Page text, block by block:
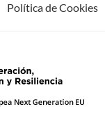
Política de Cookies